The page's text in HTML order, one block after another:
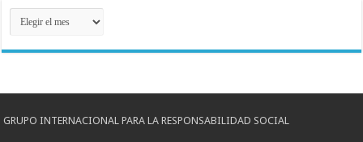
Archivos
GRUPO INTERNACIONAL PARA LA RESPONSABILIDAD SOCIAL